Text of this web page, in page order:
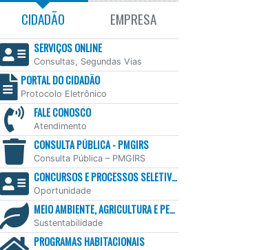
CIDADÃO EMPRESA
SERVIÇOS ONLINE
Consultas, Segundas Vias
PORTAL DO CIDADÃO
Protocolo Eletrônico
FALE CONOSCO
Atendimento
CONSULTA PÚBLICA - PMGIRS
Consulta Pública – PMGIRS
CONCURSOS E PROCESSOS SELETIVOS
Oportunidade
MEIO AMBIENTE, AGRICULTURA E PESCA
Sustentabilidade
PROGRAMAS HABITACIONAIS